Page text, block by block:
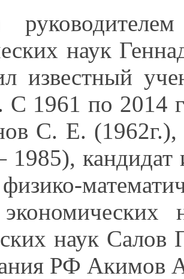
наук
известный
С 1961 по 2014
С. Е.
кандидат
наук Салов
РФ Акимов